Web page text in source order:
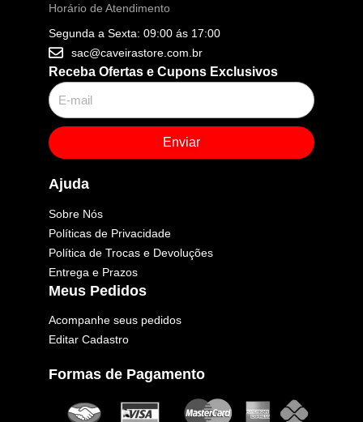
Horário de Atendimento
Segunda a Sexta: 09:00 ás 17:00
sac@caveirastore.com.br
Receba Ofertas e Cupons Exclusivos
Enviar
Ajuda
Sobre Nós
Políticas de Privacidade
Política de Trocas e Devoluções
Entrega e Prazos
Meus Pedidos
Acompanhe seus pedidos
Editar Cadastro
Formas de Pagamento